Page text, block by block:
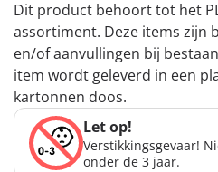
Dit product behoort tot het
assortiment. Deze items zijn
en/of aanvullingen bij
item wordt geleverd in een
kartonnen doos.
Let op!
Verstikkingsgevaar!
onder de 3 jaar.